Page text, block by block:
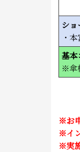
ショ
・
基本
※傘
※お
※イ
※実